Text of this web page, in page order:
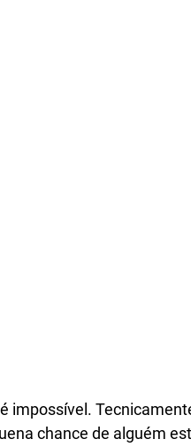
impossível.
chance de alguém